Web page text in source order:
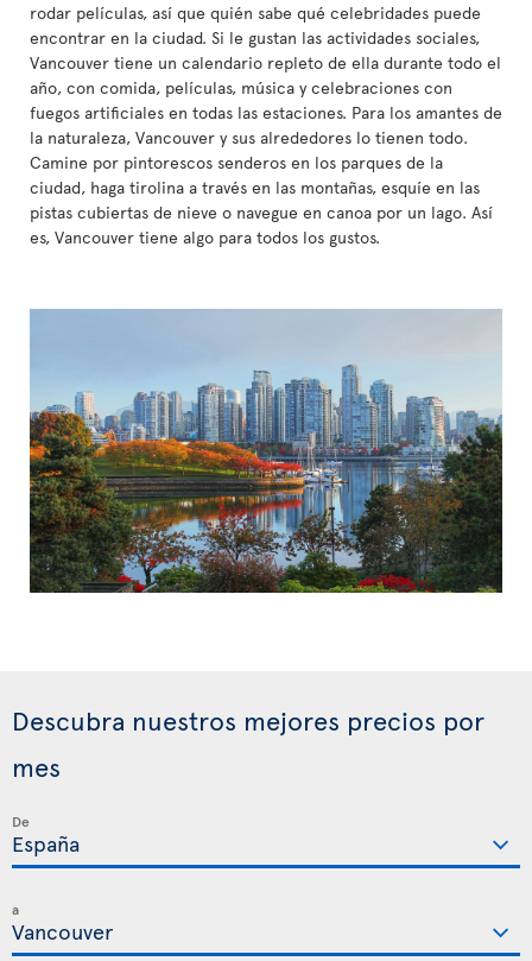
rodar películas, así que quién sabe qué celebridades puede
encontrar en la ciudad. Si le gustan las actividades sociales,
Vancouver tiene un calendario repleto de ella durante todo el
año, con comida, películas, música y celebraciones con
fuegos artificiales en todas las estaciones. Para los amantes de
la naturaleza, Vancouver y sus alrededores lo tienen todo.
Camine por pintorescos senderos en los parques de la
ciudad, haga tirolina a través en las montañas, esquíe en las
pistas cubiertas de nieve o navegue en canoa por un lago. Así
es, Vancouver tiene algo para todos los gustos.
Descubra nuestros mejores precios por
mes
De
a